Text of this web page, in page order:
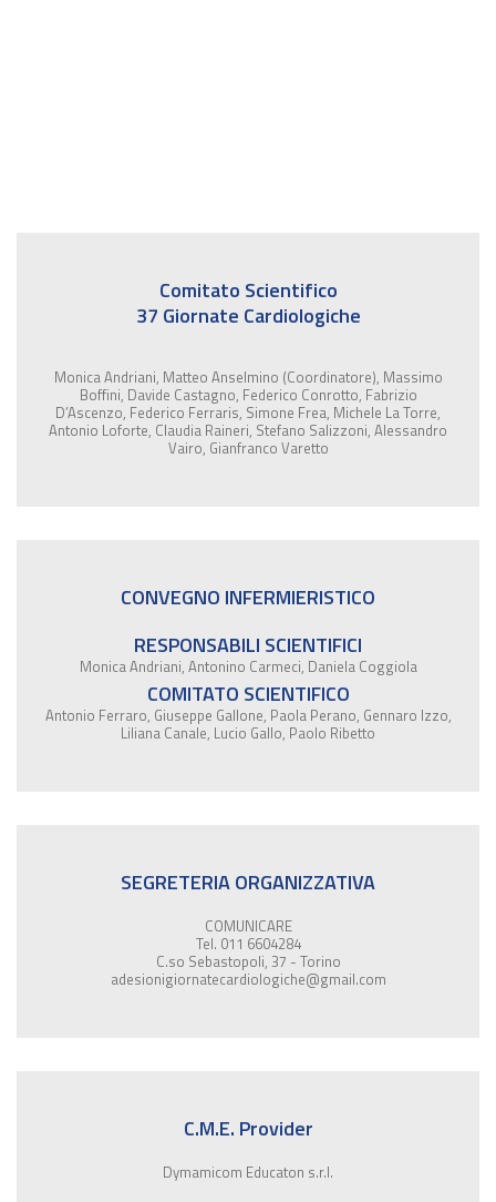
Comitato Scientifico
37 Giornate Cardiologiche
Monica Andriani, Matteo Anselmino (Coordinatore), Massimo
Boffini, Davide Castagno, Federico Conrotto, Fabrizio
D’Ascenzo, Federico Ferraris, Simone Frea, Michele La Torre,
Antonio Loforte, Claudia Raineri, Stefano Salizzoni, Alessandro
Vairo, Gianfranco Varetto
CONVEGNO INFERMIERISTICO
RESPONSABILI SCIENTIFICI
Monica Andriani, Antonino Carmeci, Daniela Coggiola
COMITATO SCIENTIFICO
Antonio Ferraro, Giuseppe Gallone, Paola Perano, Gennaro Izzo,
Liliana Canale, Lucio Gallo, Paolo Ribetto
SEGRETERIA ORGANIZZATIVA
COMUNICARE
Tel. 011 6604284
C.so Sebastopoli, 37 - Torino
adesionigiornatecardiologiche@gmail.com
C.M.E. Provider
Dymamicom Educaton s.r.l.